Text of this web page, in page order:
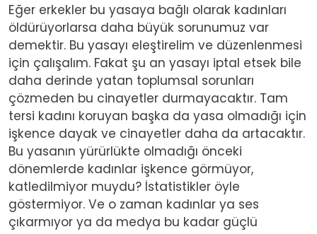
Eğer erkekler bu yasaya bağlı olarak kadınları
öldürüyorlarsa daha büyük sorunumuz var
demektir. Bu yasayı eleştirelim ve düzenlenmesi
için çalışalım. Fakat şu an yasayı iptal etsek bile
daha derinde yatan toplumsal sorunları
çözmeden bu cinayetler durmayacaktır. Tam
tersi kadını koruyan başka da yasa olmadığı için
işkence dayak ve cinayetler daha da artacaktır.
Bu yasanın yürürlükte olmadığı önceki
dönemlerde kadınlar işkence görmüyor,
katledilmiyor muydu? İstatistikler öyle
göstermiyor. Ve o zaman kadınlar ya ses
çıkarmıyor ya da medya bu kadar güçlü